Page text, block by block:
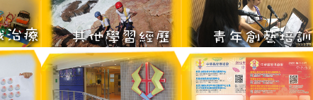
收支報告」
中華錫安傳道會 「2026年 升K1適應
班 (20/7-14/8) 現已接受報名」
更多資訊